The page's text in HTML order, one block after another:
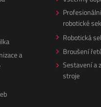
a
robotické
Robotická
Broušení
Sestavení a
stroje